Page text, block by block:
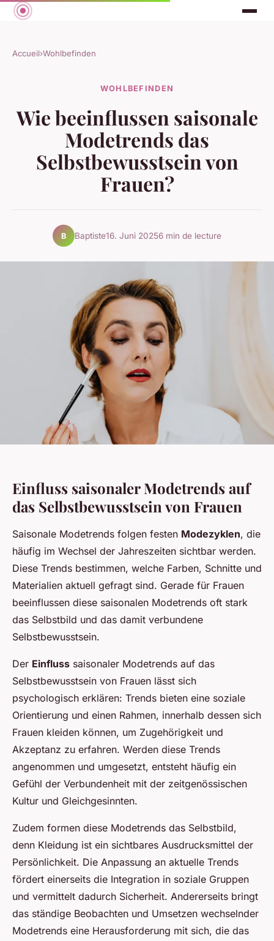
Accueil›Wohlbefinden
WOHLBEFINDEN
Wie beeinflussen saisonale
Modetrends das
Selbstbewusstsein von
Frauen?
B Baptiste16. Juni 20256 min de lecture
Einfluss saisonaler Modetrends auf
das Selbstbewusstsein von Frauen
Saisonale Modetrends folgen festen Modezyklen, die
häufig im Wechsel der Jahreszeiten sichtbar werden.
Diese Trends bestimmen, welche Farben, Schnitte und
Materialien aktuell gefragt sind. Gerade für Frauen
beeinflussen diese saisonalen Modetrends oft stark
das Selbstbild und das damit verbundene
Selbstbewusstsein.
Der Einfluss saisonaler Modetrends auf das
Selbstbewusstsein von Frauen lässt sich
psychologisch erklären: Trends bieten eine soziale
Orientierung und einen Rahmen, innerhalb dessen sich
Frauen kleiden können, um Zugehörigkeit und
Akzeptanz zu erfahren. Werden diese Trends
angenommen und umgesetzt, entsteht häufig ein
Gefühl der Verbundenheit mit der zeitgenössischen
Kultur und Gleichgesinnten.
Zudem formen diese Modetrends das Selbstbild,
denn Kleidung ist ein sichtbares Ausdrucksmittel der
Persönlichkeit. Die Anpassung an aktuelle Trends
fördert einerseits die Integration in soziale Gruppen
und vermittelt dadurch Sicherheit. Andererseits bringt
das ständige Beobachten und Umsetzen wechselnder
Modetrends eine Herausforderung mit sich, die das